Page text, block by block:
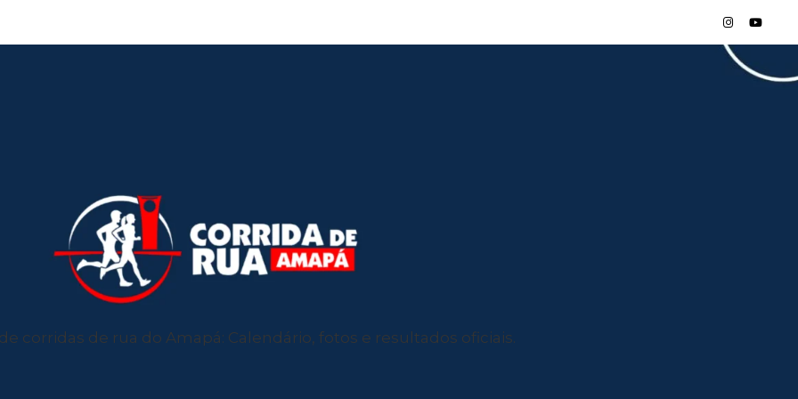
corridas de rua do Amapá: Calendário, fotos e resultados oficiais.